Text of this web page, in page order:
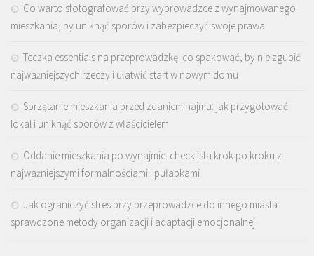
Co warto sfotografować przy wyprowadzce z wynajmowanego
mieszkania, by uniknąć sporów i zabezpieczyć swoje prawa
Teczka essentials na przeprowadzkę: co spakować, by nie zgubić
najważniejszych rzeczy i ułatwić start w nowym domu
Sprzątanie mieszkania przed zdaniem najmu: jak przygotować
lokal i uniknąć sporów z właścicielem
Oddanie mieszkania po wynajmie: checklista krok po kroku z
najważniejszymi formalnościami i pułapkami
Jak ograniczyć stres przy przeprowadzce do innego miasta:
sprawdzone metody organizacji i adaptacji emocjonalnej